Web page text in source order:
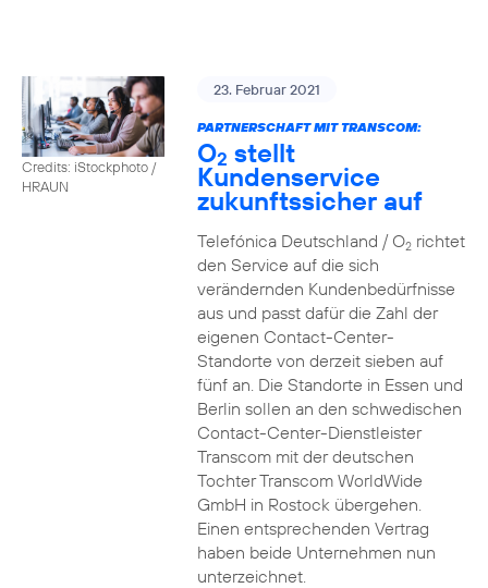
Credits: iStockphoto /
HRAUN
23. Februar 2021
PARTNERSCHAFT MIT TRANSCOM:
O2 stellt
Kundenservice
zukunftssicher auf
Telefónica Deutschland / O2richtet
den Service auf die sich
verändernden Kundenbedürfnisse
aus und passt dafür die Zahl der
eigenen Contact-Center-
Standorte von derzeit sieben auf
fünf an. Die Standorte in Essen und
Berlin sollen an den schwedischen
Contact-Center-Dienstleister
Transcom mit der deutschen
Tochter Transcom WorldWide
GmbH in Rostock übergehen.
Einen entsprechenden Vertrag
haben beide Unternehmen nun
unterzeichnet.